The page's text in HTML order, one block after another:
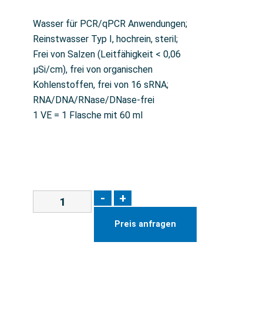
Wasser für PCR/qPCR Anwendungen;
Reinstwasser Typ I, hochrein, steril;
Frei von Salzen (Leitfähigkeit < 0,06
µSi/cm), frei von organischen
Kohlenstoffen, frei von 16 sRNA;
RNA/DNA/RNase/DNase-frei
1 VE = 1 Flasche mit 60 ml
- +
Preis anfragen